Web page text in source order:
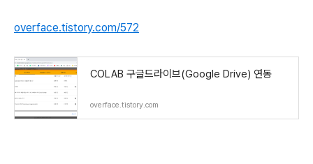
overface.tistory.com/572
COLAB 구글드라이브(Google Drive) 연동
overface.tistory.com